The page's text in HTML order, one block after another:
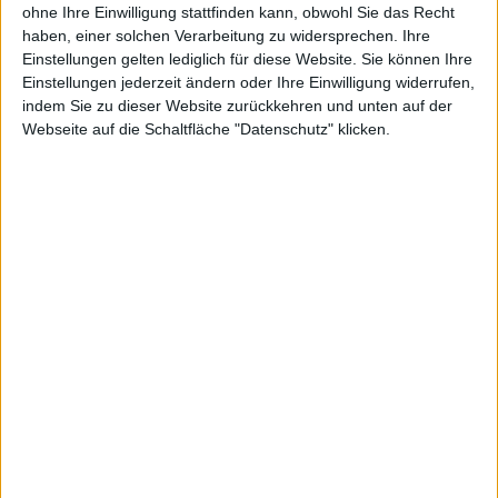
ohne Ihre Einwilligung stattfinden kann, obwohl Sie das Recht
haben, einer solchen Verarbeitung zu widersprechen. Ihre
Einstellungen gelten lediglich für diese Website. Sie können Ihre
Einstellungen jederzeit ändern oder Ihre Einwilligung widerrufen,
indem Sie zu dieser Website zurückkehren und unten auf der
Webseite auf die Schaltfläche "Datenschutz" klicken.